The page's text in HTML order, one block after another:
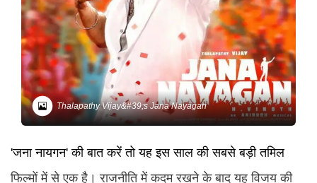
Thalapathy Vijay&#39;s Jana Nayagan
'जना नायगन' की बात करें तो यह इस साल की सबसे बड़ी तमिल
फिल्मों में से एक है। राजनीति में कदम रखने के बाद यह विजय की